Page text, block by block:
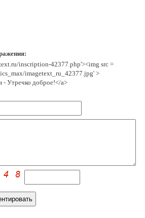
inscription-42377.php'><img src =
imagetext_ru_42377.jpg' >
- Утречко доброе!</a>